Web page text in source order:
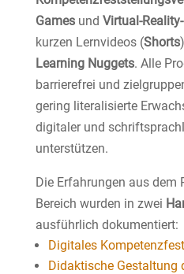
Gamesund Virtual-
kurzen Lernvideos (Shorts
Learning Nuggets. Alle
barrierefrei und
gering literalisierte
digitaler und
unterstützen.
Die Erfahrungen aus dem
Bereich wurden in zwei
ausführlich dokumentiert:
Digitales
Didaktische Gestaltung